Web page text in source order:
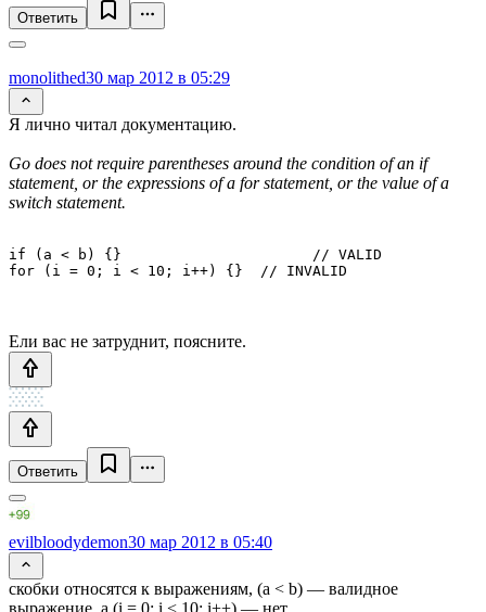
Ответить
monolithed30 мар 2012 в 05:29
Я лично читал документацию.
Go does not require parentheses around the condition of an if
statement, or the expressions of a for statement, or the value of a
switch statement.
if (a < b) {}                      // VALID
Ели вас не затруднит, поясните.
Ответить
evilbloodydemon30 мар 2012 в 05:40
скобки относятся к выражениям, (a < b) — валидное
выражение, а (i = 0; i < 10; i++) — нет